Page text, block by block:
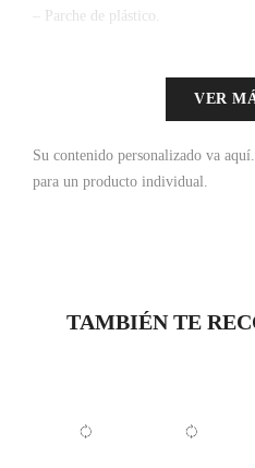
– Parche de plástico.
VER
Su contenido personalizado va aquí.
para un producto individual.
TAMBIÉN TE